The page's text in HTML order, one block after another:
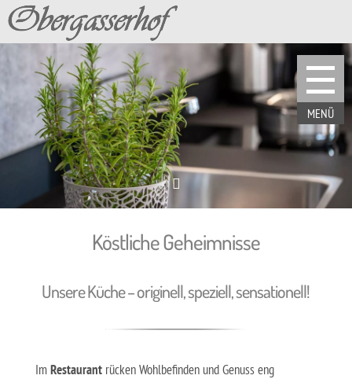

Köstliche Geheimnisse
Unsere Küche – originell, speziell, sensationell!
ImRestaurantrücken Wohlbefinden und Genuss eng